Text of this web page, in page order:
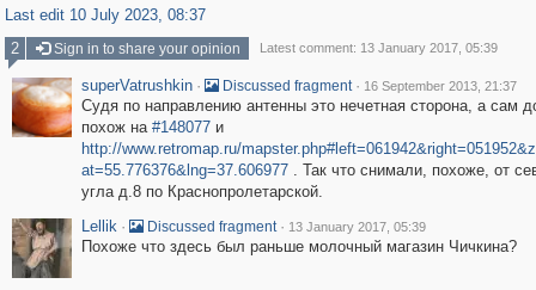
Last edit 10 July 2023, 08:37
2
Sign in to share your opinion Latest comment: 13 January 2017, 05:39
superVatrushkin · Discussed fragment · 16 September 2013, 21:37
Судя по направлению антенны это нечетная сторона, а сам
похож на #148077и
http://www.retromap.ru/
at=55.776376&lng=37.606977. Так что снимали, похоже, от
угла д.8 по Краснопролетарской.
Lellik · Discussed fragment · 13 January 2017, 05:39
Похоже что здесь был раньше молочный магазин Чичкина?